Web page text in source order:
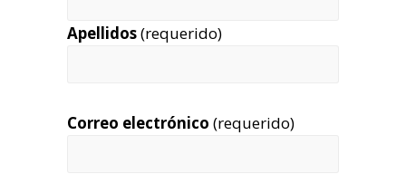
Apellidos(requerido)
Correo electrónico (requerido)